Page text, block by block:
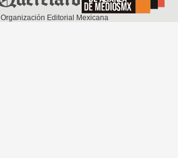
Organización Editorial Mexicana